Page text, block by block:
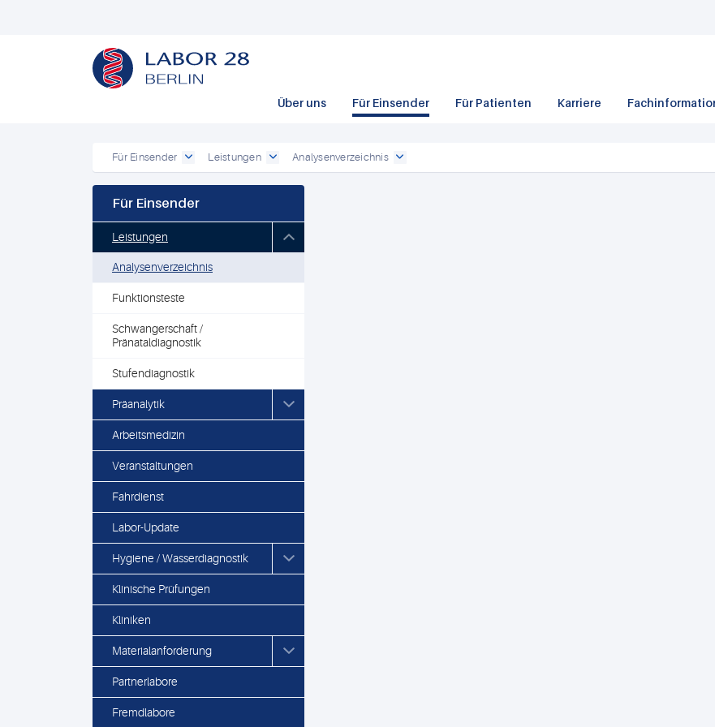
Über uns Für Einsender Für Patienten Karriere
Für Einsender Leistungen Analysenverzeichnis
Für Einsender
Leistungen
Analysenverzeichnis
Funktionsteste
Schwangerschaft /
Pränataldiagnostik
Stufendiagnostik
Präanalytik
Arbeitsmedizin
Veranstaltungen
Fahrdienst
Labor-Update
Hygiene / Wasserdiagnostik
Klinische Prüfungen
Kliniken
Materialanforderung
Partnerlabore
Fremdlabore